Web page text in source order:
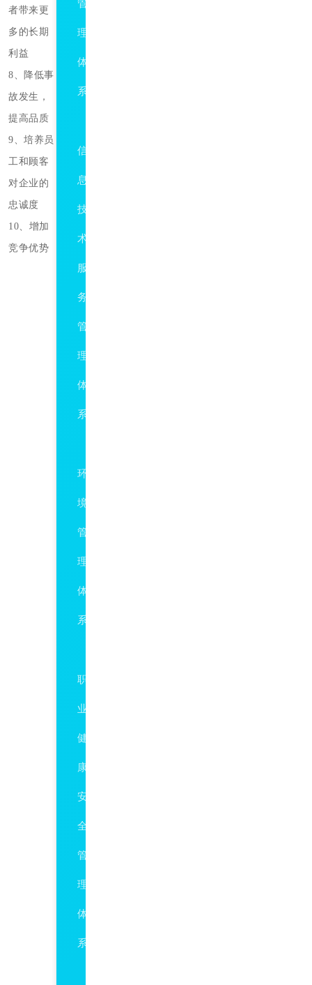
者带来更
多的长期
利益
8、降低事
故发生，
提高品质
9、培养员
工和顾客
对企业的
忠诚度
10、增加
竞争优势
管
理
体
系
信
息
技
术
服
务
管
理
体
系
环
境
管
理
体
系
职
业
健
康
安
全
管
理
体
系